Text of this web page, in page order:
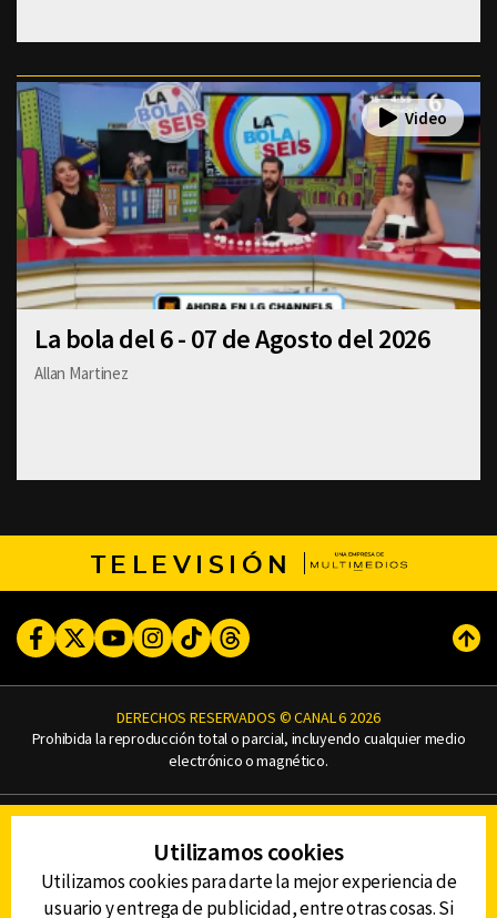
La bola del 6 - 07 de Agosto del 2026
Allan Martinez
TELEVISIÓN
FacebookTwitterYoutubeInstagram
TikTokThreads
DERECHOS RESERVADOS © CANAL 6 2026
Prohibida la reproducción total o parcial, incluyendo cualquier medio
electrónico o magnético.
AVISO DE PRIVACIDAD
AVISO LEGAL
DEFENSORÍA DE LAS AUDIENCIAS
Utilizamos cookies
Utilizamos cookies para darte la mejor experiencia de
usuario y entrega de publicidad, entre otras cosas. Si